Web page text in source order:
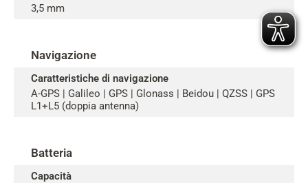
3,5 mm
Navigazione
Caratteristiche di navigazione
A-GPS | Galileo | GPS | Glonass | Beidou | QZSS | GPS
L1+L5 (doppia antenna)
Batteria
Capacità